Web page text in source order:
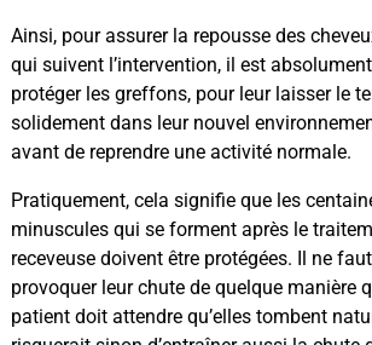
Ainsi, pour assurer la repousse des
qui suivent l’intervention, il est
protéger les greffons, pour leur laisser le
solidement dans leur nouvel
avant de reprendre une activité normale.
Pratiquement, cela signifie que les
minuscules qui se forment après le
receveuse doivent être protégées. Il ne
provoquer leur chute de quelque manière
patient doit attendre qu’elles tombent